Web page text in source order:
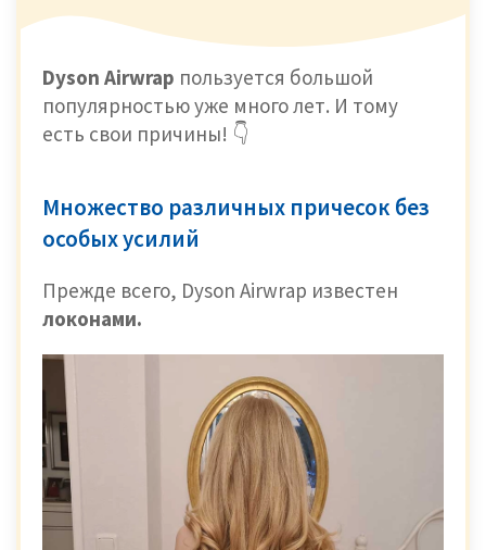
Dyson Airwrap пользуется большой
популярностью уже много лет. И тому
есть свои причины! 👇
Множество различных причесок без
особых усилий
Прежде всего, Dyson Airwrap известен
локонами.